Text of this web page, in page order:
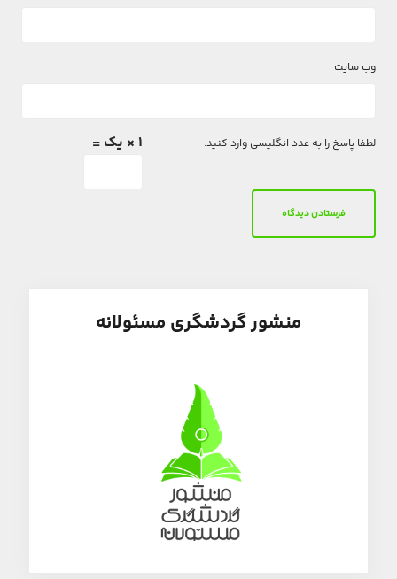
وب‌ سایت
لطفا پاسخ را به عدد انگلیسی وارد کنید: 1 × یک =
منشور گردشگری مسئولانه